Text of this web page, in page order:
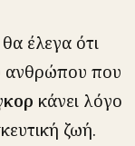
έλεγα ότι
ανθρώπου που
κάνει λόγο
ζωή.